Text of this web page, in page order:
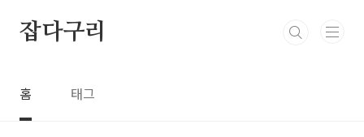
잡다구리
홈 태그